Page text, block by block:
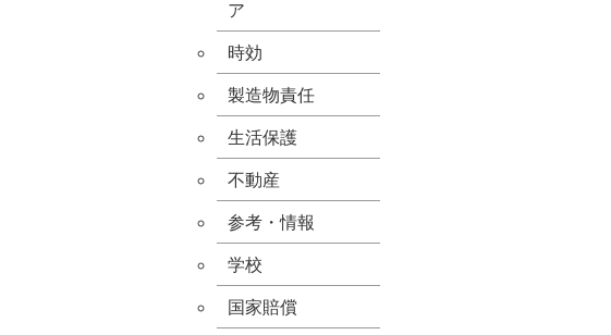
ア
時効
製造物責任
生活保護
不動産
参考・情報
学校
国家賠償